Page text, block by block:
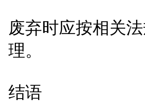
废弃时应按相关
理。
结语